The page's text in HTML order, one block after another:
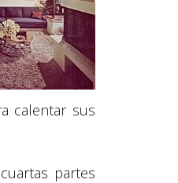
calentar sus
partes